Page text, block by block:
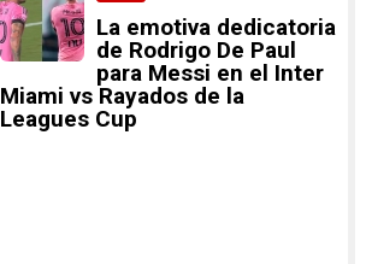
La emotiva dedicatoria
de Rodrigo De Paul
para Messi en el Inter
Miami vs Rayados de la
Leagues Cup